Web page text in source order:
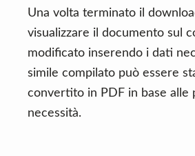
Una volta terminato il
visualizzare il documento sul
modificato inserendo i dati
simile compilato può essere
convertito in PDF in base alle
necessità.